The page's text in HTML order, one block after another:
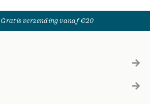
Gratis verzending vanaf €20